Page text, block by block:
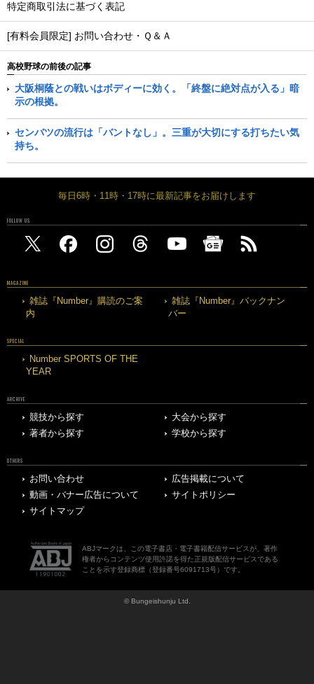
特定商取引法に基づく表記
[有料会員限定] お問い合わせ・Ｑ＆Ａ
高校野球の前後の記事
大阪桐蔭との戦いはボディーに効く。「終盤に絶対点が入る」暗
示の根拠。
センバツの流行は「バントなし」。三重が大切にする打ちたい気
持ち。
毎日6時・11時・17時に最新記事をお届けします
FOLLOW US
MAGAZINE
雑誌『Number』購読のご案
内
雑誌『Number』バックナン
バー
SPECIAL
Number SPORTS OF THE
YEAR
ARCHIVE
競技から探す
大会から探す
著者から探す
学校から探す
OTHERS
お問い合わせ
広告掲載について
動画・バナー広告について
サイトポリシー
サイトマップ
ABJマークは、この電子書店・電子書籍配信サービスが、著作
権者からコンテンツ使用許諾を得た正規版配信サービスである
ことを示す登録商標（登録番号6091713号）です。
© Bungeishunju Ltd.